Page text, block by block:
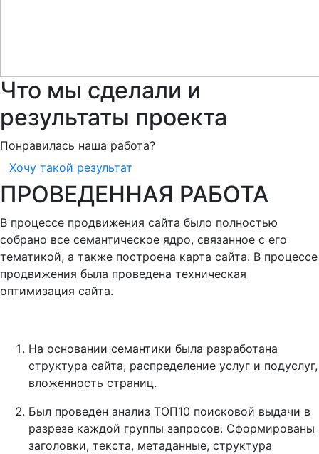
Что мы сделали и
результаты проекта
Понравилась наша работа?
Хочу такой результат
ПРОВЕДЕННАЯ РАБОТА
В процессе продвижения сайта было полностью
собрано все семантическое ядро, связанное с его
тематикой, а также построена карта сайта. В процессе
продвижения была проведена техническая
оптимизация сайта.
На основании семантики была разработана
структура сайта, распределение услуг и подуслуг,
вложенность страниц.
Был проведен анализ ТОП10 поисковой выдачи в
разрезе каждой группы запросов. Сформированы
заголовки, текста, метаданные, структура